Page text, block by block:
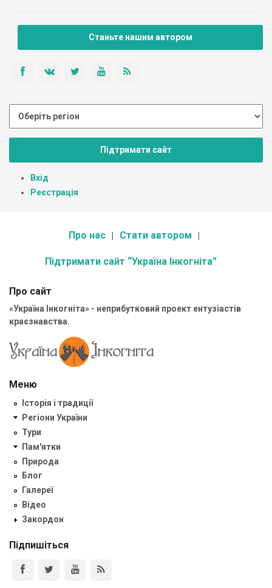
Станьте нашим автором
Підтримати сайт
Вхід
Реєстрація
Про нас Стати автором
Підтримати сайт “Україна Інкогніта”
Про сайт
«Україна Інкогніта» - неприбутковий проект ентузіастів
краєзнавства.
Меню
Історія і традиції
Регіони України
Тури
Пам'ятки
Природа
Блог
Галереї
Відео
Закордон
Підпишіться